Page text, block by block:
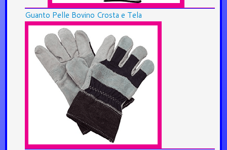
Guanto Pelle Bovino Crosta e Tela